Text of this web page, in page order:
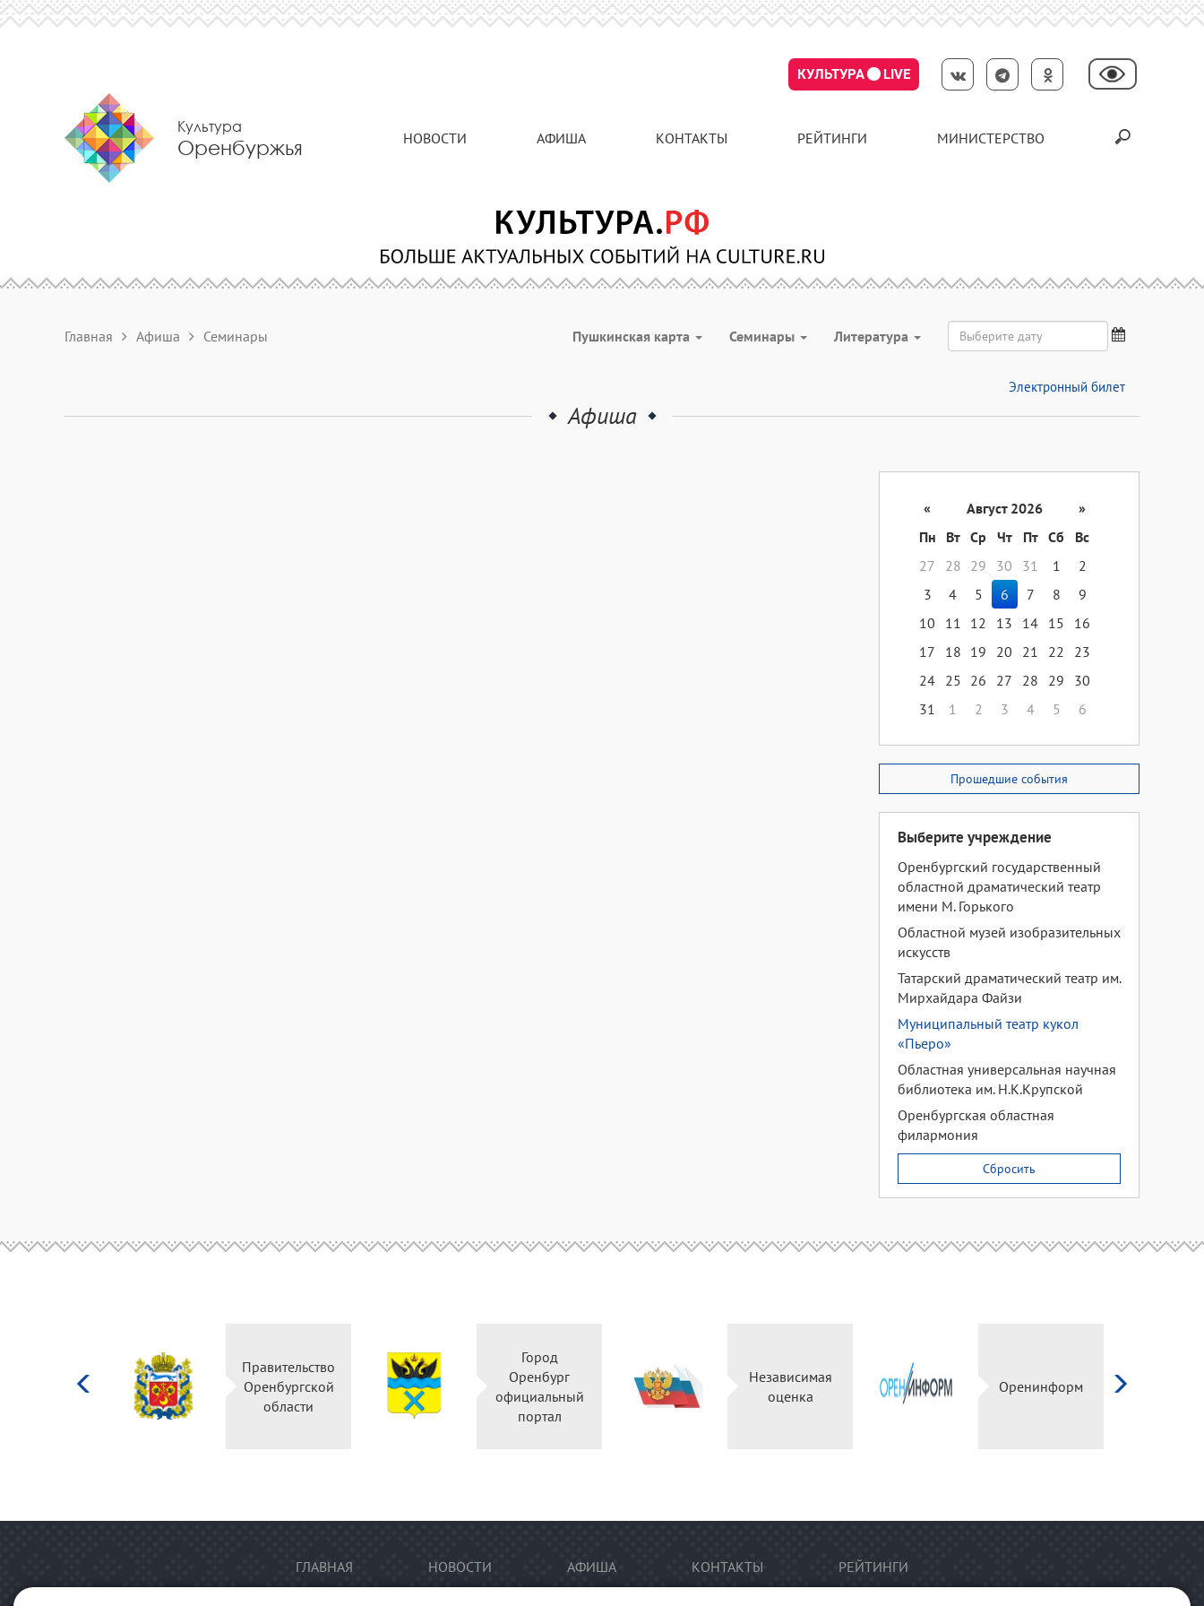
КУЛЬТУРА LIVE
Культура
Оренбуржья НОВОСТИ АФИША КОНТАКТЫ РЕЙТИНГИ МИНИСТЕРСТВО
Главная Афиша Семинары Пушкинская карта Семинары Литература
Электронный билет
Афиша
« Август 2026
»
Пн
Вт Ср Чт Пт Сб
Вс
27
28 29 30 31 1
2
3
4 5 6 7 8
9
10
11 12 13 14 15
16
17
18 19 20 21 22
23
24 25 26 27 28 29
30
31
1 2 3 4 5 6
Прошедшие события
Выберите учреждение
Оренбургский государственный
областной драматический театр
имени М. Горького
Областной музей изобразительных
искусств
Татарский драматический театр им.
Мирхайдара Файзи
Муниципальный театр кукол
«Пьеро»
Областная универсальная научная
библиотека им. Н.К.Крупской
Оренбургская областная
филармония
Сбросить
культуры
Российской
Правительство
Оренбургской
области
Город
Оренбург
официальный
портал
Независимая
оценка
Оренинформ
ГЛАВНАЯ НОВОСТИ АФИША КОНТАКТЫ РЕЙТИНГИ